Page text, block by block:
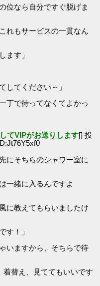
位なら自分ですぐ脱げま
れもサービスの一貫なん
ます」
てください～」
丁で待ってなくてよかっ
てVIPがお送りします[] 投
にそちらのシャワー室に
一緒に入るんですよ
に教えてもらいましたけ
す！」
いますから、そちらで待
替え、見ててもいいです